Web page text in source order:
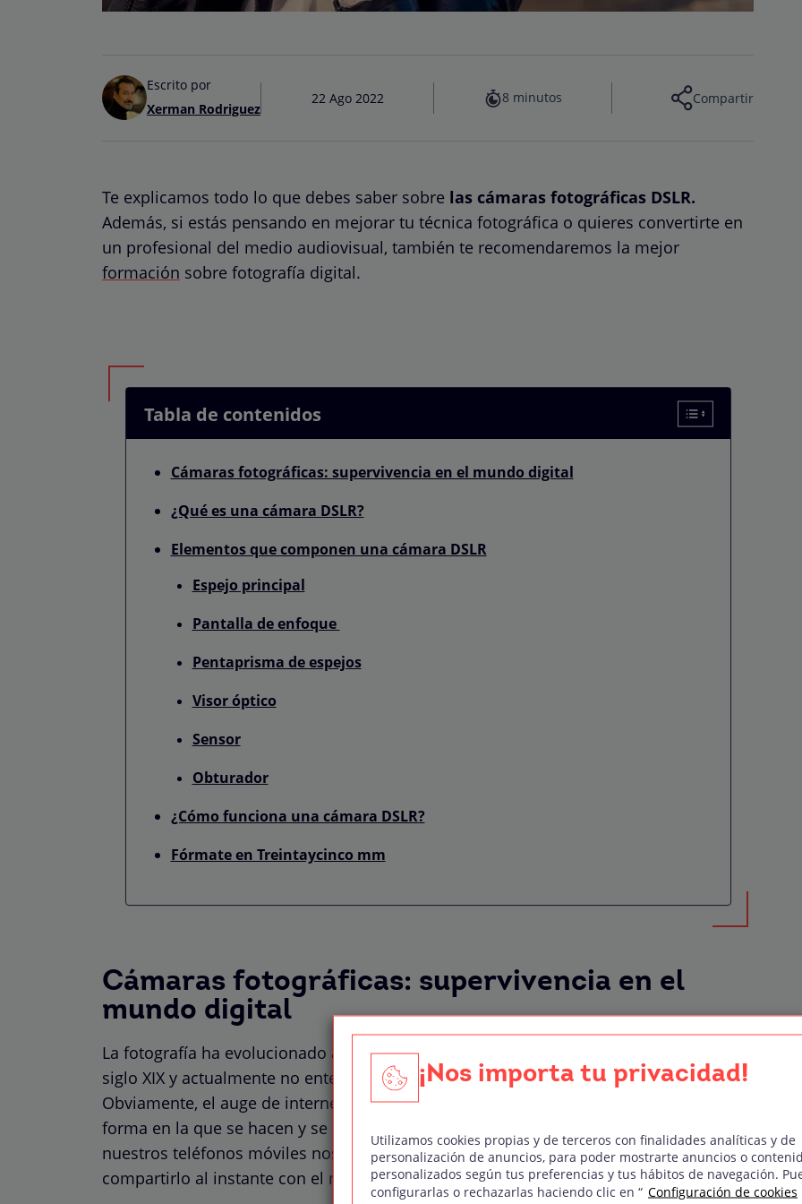
Escrito por
Xerman Rodriguez
22 Ago 2022 8 minutos Compartir
Te explicamos todo lo que debes saber sobre las cámaras fotográficas DSLR.
Además, si estás pensando en mejorar tu técnica fotográfica o quieres convertirte en
un profesional del medio audiovisual, también te recomendaremos la mejor
formación sobre fotografía digital.
Tabla de contenidos
Cámaras fotográficas: supervivencia en el mundo digital
¿Qué es una cámara DSLR?
Elementos que componen una cámara DSLR
Espejo principal
Pantalla de enfoque
Pentaprisma de espejos
Visor óptico
Sensor
Obturador
¿Cómo funciona una cámara DSLR?
Fórmate en Treintaycinco mm
Cámaras fotográficas: supervivencia en el
mundo digital
La fotografía ha evolucionado a pasos agigantados desde sus inicios a principios del
siglo XIX y actualmente no entenderíamos la vida sin una cámara en nuestras manos.
Obviamente, el auge de internet y las redes sociales tienen mucho que ver con la
forma en la que se hacen y se comparten las fotografías. Hoy en día las cámaras de
nuestros teléfonos móviles nos permiten capturar cualquier momento del día y
compartirlo al instante con el mundo.
¡Nos importa tu privacidad!
Utilizamos cookies propias y de terceros con finalidades analíticas y de
personalización de anuncios, para poder mostrarte anuncios o
personalizados según tus preferencias y tus hábitos de navegación.
configurarlas o rechazarlas haciendo clic en “ Configuración de cookies